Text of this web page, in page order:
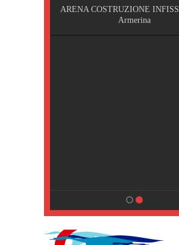
ARENA COSTRUZIONE
Armerina